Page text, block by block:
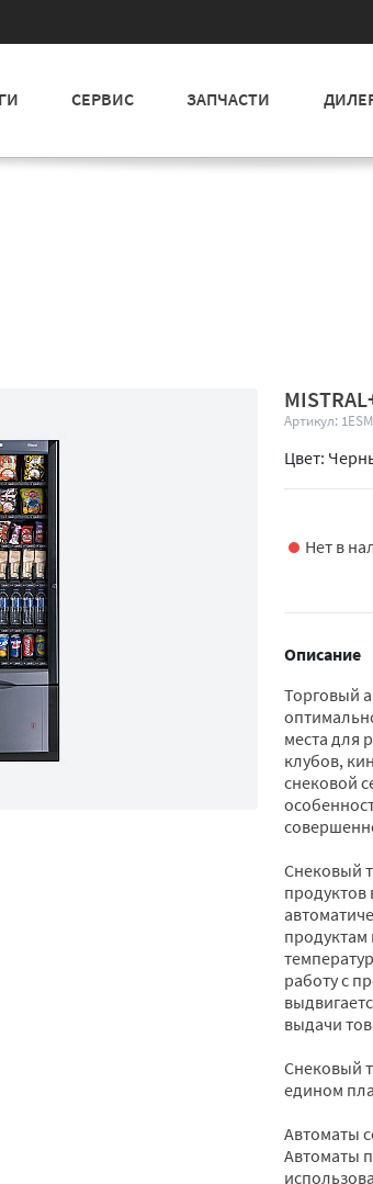
СЕРВИС ЗАПЧАСТИ
Артикул:
Цвет:
Нет в
Описание
Торговый
места для
клубов,
снековой
Снековый
продуктам
работу с
выдачи
Снековый
едином
Автоматы
Автоматы